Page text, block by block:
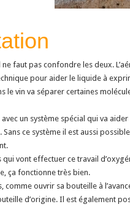
faut pas confondre les deux.
pour aider le liquide à
le vin va séparer certaines
un système spécial qui va
ce système il est aussi
vont effectuer ce travail
ça fonctionne très bien.
ouvrir sa bouteille à
d’origine. Il est également